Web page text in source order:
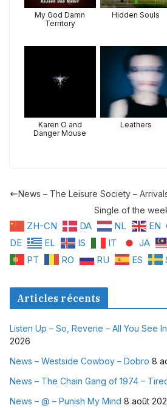
My God Damn
Territory
Hidden Souls
Karen O and
Danger Mouse
Leathers
News – The Leisure Society –
Single of the
ZH-CN DA NL EN
DE
EL IS IT JA
PT
RO RU ES
Articles récents
Listen Up – So, Reverie – All You See
2026
News – Westside Cowboy – Dobro 8
News – The Chain Gang of 1974 –
News – @ – Punish My Mind 8 août